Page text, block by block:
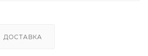
ДОСТАВКА